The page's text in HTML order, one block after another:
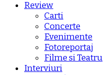
Review
Carti
Concerte
Evenimente
Fotoreportaj
Filme si Teatru
Interviuri